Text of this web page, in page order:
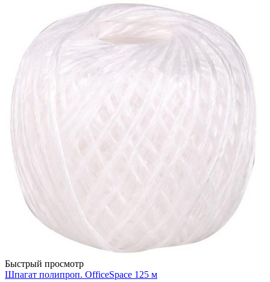
Быстрый просмотр
Шпагат полипроп. OfficeSpace 125 м